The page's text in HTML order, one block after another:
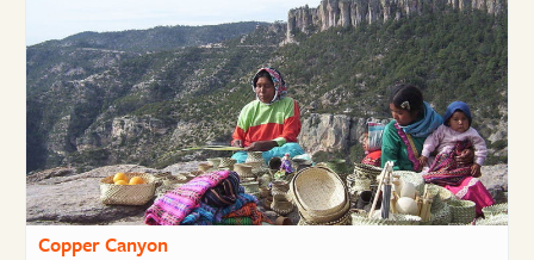
Copper Canyon